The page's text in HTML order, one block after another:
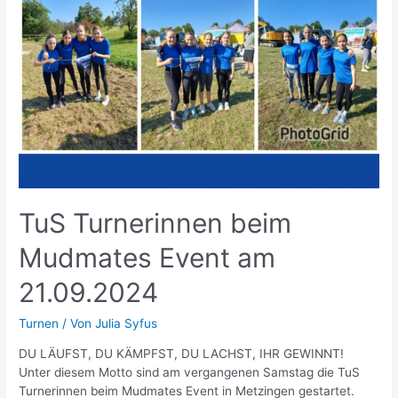
TuS Turnerinnen beim
Mudmates Event am
21.09.2024
Turnen / VonJulia Syfus
DU LÄUFST, DU KÄMPFST, DU LACHST, IHR GEWINNT!
Unter diesem Motto sind am vergangenen Samstag die TuS
Turnerinnen beim Mudmates Event in Metzingen gestartet.